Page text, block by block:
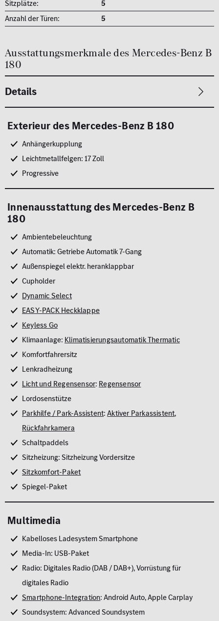
Sitzplätze:
5
Anzahl der Türen:
5
Ausstattungsmerkmale des Mercedes-Benz B
180
Exterieur des Mercedes-Benz B 180
Anhängerkupplung
Leichtmetallfelgen: 17 Zoll
Progressive
Innenausstattung des Mercedes-Benz B
180
Ambientebeleuchtung
Automatik: Getriebe Automatik 7-Gang
Außenspiegel elektr. heranklappbar
Cupholder
Dynamic Select
EASY-PACK Heckklappe
Keyless Go
Klimaanlage: Klimatisierungsautomatik Thermatic
Komfortfahrersitz
Lenkradheizung
Licht und Regensensor: Regensensor
Lordosenstütze
Parkhilfe / Park-Assistent:Aktiver Parkassistent,
Rückfahrkamera
Schaltpaddels
Sitzheizung: Sitzheizung Vordersitze
Sitzkomfort-Paket
Spiegel-Paket
Multimedia
Kabelloses Ladesystem Smartphone
Media-In: USB-Paket
Radio: Digitales Radio (DAB / DAB+), Vorrüstung für
digitales Radio
Smartphone-Integration: Android Auto, Apple Carplay
Soundsystem: Advanced Soundsystem